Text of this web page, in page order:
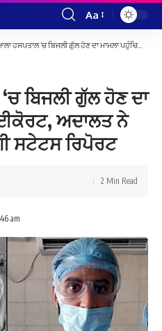
Font
Aa
‘ਚ ਬਿਜਲੀ ਗੁੱਲ ਹੋਣ ਦਾ ਮਾਮਲਾ ਪਹੁੰਚਿਆ ਹਾਈਕੋਰਟ, ਅਦਾਲਤ ਨੇ ਪੰਜਾਬ ਸਰਕਾਰ ਤੋਂ ਮੰਗੀ ਸਟੇਟਸ ਰਿਪੋਰਟ
ਬਿਜਲੀ ਗੁੱਲ ਹੋਣ ਦਾ
ਅਦਾਲਤ ਨੇ
ਸਟੇਟਸ ਰਿਪੋਰਟ
am
2 Min Read